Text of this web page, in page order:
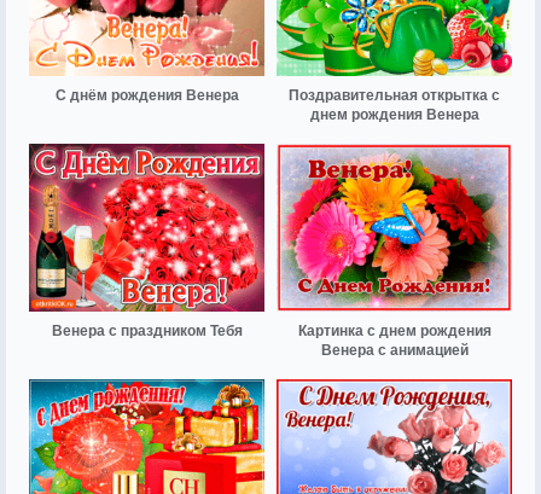
С днём рождения Венера
Поздравительная открытка с
днем рождения Венера
Венера с праздником Тебя
Картинка с днем рождения
Венера с анимацией